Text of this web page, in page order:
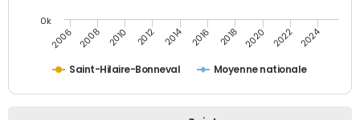
Saint-Hilaire-Bonneval Moyenne nationale
2006 2008 2010 2012 2014 2016 2018 2020 2022 2024
0k